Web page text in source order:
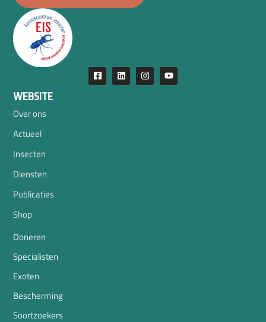
WEBSITE
Over ons
Actueel
Insecten
Diensten
Publicaties
Shop
Doneren
Specialisten
Exoten
Bescherming
Soortzoekers